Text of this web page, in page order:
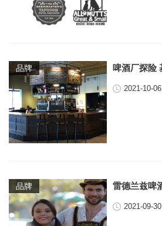
品牌 啤酒厂探险
2021-10-
品牌 雷德兰兹啤
2021-09-